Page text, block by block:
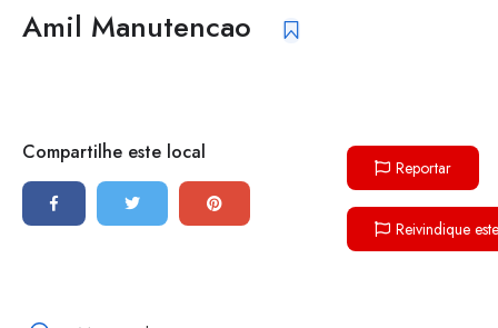
Amil Manutencao
Compartilhe este local
Reportar
Reivindique